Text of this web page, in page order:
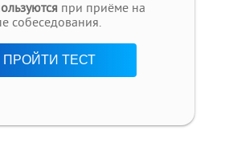
при приёме на
собеседования.
ПРОЙТИ ТЕСТ